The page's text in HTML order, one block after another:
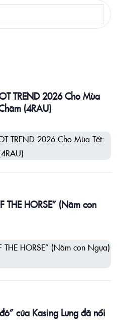
TREND 2026 Cho Mùa
(4RAU)
THE HORSE” (Năm con
của Kasing Lung đã nổi